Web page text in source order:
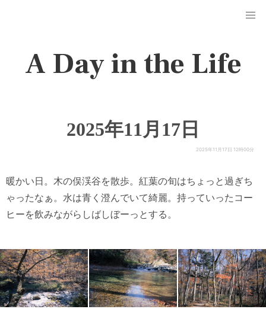
A Day in the Life
2025年11月17日
2025年11月17日 12時00分
暖かい日。木の俣渓谷を散歩。紅葉の旬はちょっと過ぎち
ゃったなぁ。水は青く澄んでいて綺麗。持っていったコー
ヒーを飲みながらしばしぼーっとする。